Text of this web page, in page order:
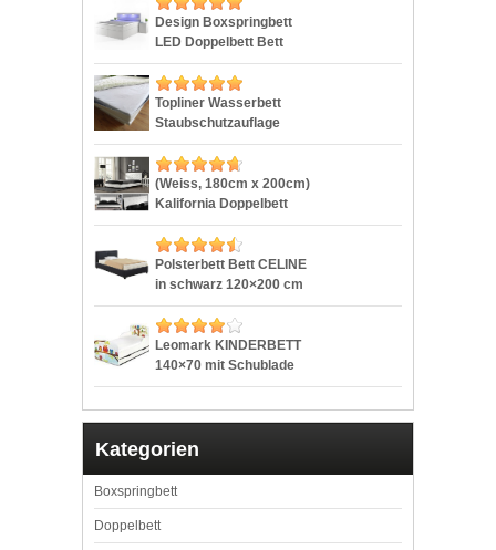
Design Boxspringbett
LED Doppelbett Bett
Hotelbett Ehebett
180×200 cm weiß
Topliner Wasserbett
Staubschutzauflage
IMMER SAUBER
Schmutz Auflage,
Milbenschutz Protector
Wasserbetten Zubehör
Größe 180×200 cm
(Weiss, 180cm x 200cm)
Kalifornia Doppelbett
Polsterbett Bettgestell
Bett Lattenrost
Kunstlederbett
Polsterbett Bett CELINE
in schwarz 120×200 cm
inklusive Rollrost,
Kunstlederbezug
Leomark KINDERBETT
140×70 mit Schublade
Funktionsbett Einzelbett
Eulen Sehr Einfache
Montage
Kategorien
Boxspringbett
Doppelbett